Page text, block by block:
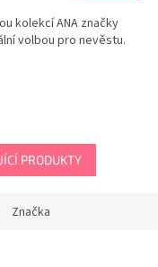
kolekcí ANA značky
volbou pro nevěstu.
PRODUKTY
Značka